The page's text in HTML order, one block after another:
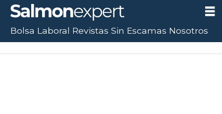
Bolsa Laboral Revistas Sin Escamas Nosotros